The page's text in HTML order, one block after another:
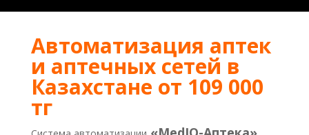
Автоматизация аптек
и аптечных сетей в
Казахстане от 109 000
тг